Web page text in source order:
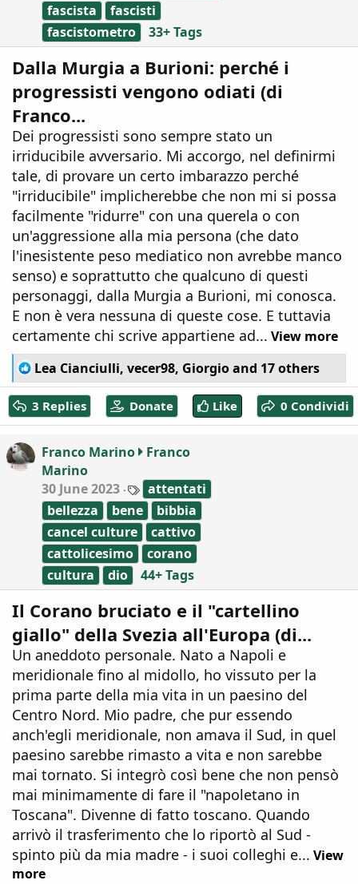
fascista
fascisti
fascistometro
33+ Tags
Dalla Murgia a Burioni: perché i
progressisti vengono odiati (di
Franco...
Dei progressisti sono sempre stato un
irriducibile avversario. Mi accorgo, nel definirmi
tale, di provare un certo imbarazzo perché
"irriducibile" implicherebbe che non mi si possa
facilmente "ridurre" con una querela o con
un'aggressione alla mia persona (che dato
l'inesistente peso mediatico non avrebbe manco
senso) e soprattutto che qualcuno di questi
personaggi, dalla Murgia a Burioni, mi conosca.
E non è vera nessuna di queste cose. E tuttavia
certamente chi scrive appartiene ad... View more
R
e
a
c
t
o
Lea Cianciulli, vecer98, Giorgioand 17 others
3 Replies Donate Like 0 Condividi
Franco Marino
Franco
Marino
30 June 2023
T
a
g
s
attentati
bellezza
bene
bibbia
cancel culture
cattivo
cattolicesimo
corano
cultura
dio 44+ Tags
Il Corano bruciato e il "cartellino
giallo" della Svezia all'Europa (di...
Un aneddoto personale. Nato a Napoli e
meridionale fino al midollo, ho vissuto per la
prima parte della mia vita in un paesino del
Centro Nord. Mio padre, che pur essendo
anch'egli meridionale, non amava il Sud, in quel
paesino sarebbe rimasto a vita e non sarebbe
mai tornato. Si integrò così bene che non pensò
mai minimamente di fare il "napoletano in
Toscana". Divenne di fatto toscano. Quando
arrivò il trasferimento che lo riportò al Sud -
spinto più da mia madre - i suoi colleghi e... View
more